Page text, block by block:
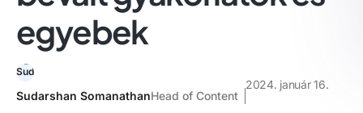
egyebek
Sudarshan SomanathanHead of Content
2024. január 16.